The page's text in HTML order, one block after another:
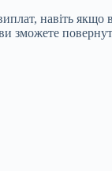
навіть якщо
зможете